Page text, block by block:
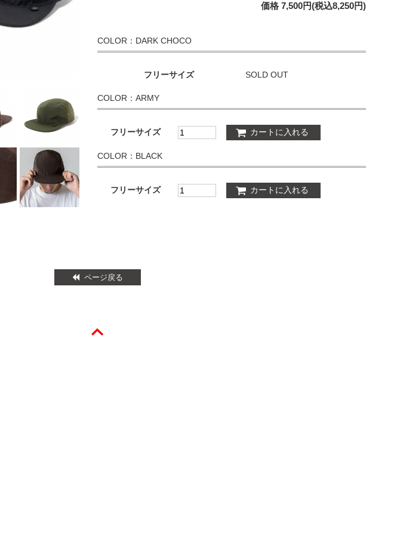
価格 7,500円(税込8,250円)
COLOR：DARK CHOCO
フリーサイズ SOLD OUT
COLOR：ARMY
フリーサイズ
COLOR：BLACK
フリーサイズ
ページ戻る